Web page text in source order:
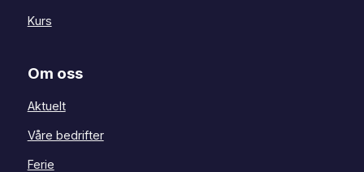
Kurs
Om oss
Aktuelt
Våre bedrifter
Ferie